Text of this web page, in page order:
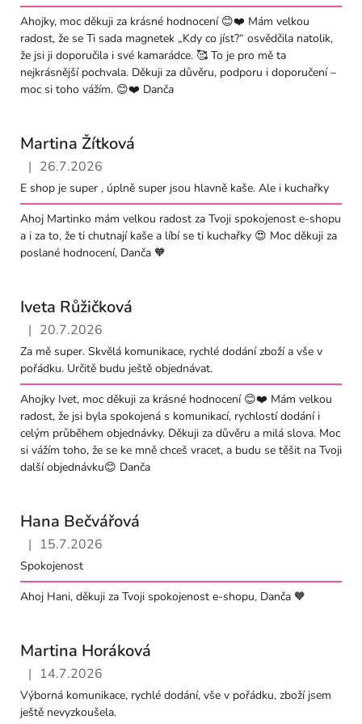
Ahojky, moc děkuji za krásné hodnocení 😊❤️ Mám velkou
radost, že se Ti sada magnetek „Kdy co jíst?“ osvědčila natolik,
že jsi ji doporučila i své kamarádce. 🥰 To je pro mě ta
nejkrásnější pochvala. Děkuji za důvěru, podporu i doporučení –
moc si toho vážím. 😊❤️ Danča
Martina Žítková
Hodnocení obchodu je 5 z 5 hvězdiček.
| 26.7.2026
E shop je super , úplně super jsou hlavně kaše. Ale i kuchařky
Ahoj Martinko mám velkou radost za Tvoji spokojenost e-shopu
a i za to, že ti chutnají kaše a líbí se ti kuchařky 😍 Moc děkuji za
poslané hodnocení, Danča 🧡
Iveta Růžičková
Hodnocení obchodu je 5 z 5 hvězdiček.
| 20.7.2026
Za mě super. Skvělá komunikace, rychlé dodání zboží a vše v
pořádku. Určitě budu ještě objednávat.
Ahojky Ivet, moc děkuji za krásné hodnocení 😊❤️ Mám velkou
radost, že jsi byla spokojená s komunikací, rychlostí dodání i
celým průběhem objednávky. Děkuji za důvěru a milá slova. Moc
si vážím toho, že se ke mně chceš vracet, a budu se těšit na Tvoji
další objednávku😊 Danča
Hana Bečvářová
Hodnocení obchodu je 5 z 5 hvězdiček.
| 15.7.2026
Spokojenost
Ahoj Hani, děkuji za Tvoji spokojenost e-shopu, Danča 🧡
Martina Horáková
Hodnocení obchodu je 5 z 5 hvězdiček.
| 14.7.2026
Výborná komunikace, rychlé dodání, vše v pořádku, zboží jsem
ještě nevyzkoušela.